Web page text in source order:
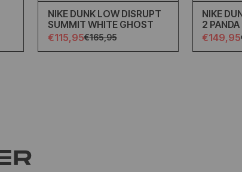
NIKE DUNK LOW DISRUPT
SUMMIT WHITE GHOST
€115,95€165,95
NIKE
2 PANDA
€149,95